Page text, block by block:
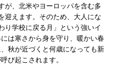
が、北米やヨーロッパを含む多
迎えます。そのため、大人にな
り学校に戻る月」という強いイ
は寒さから身を守り、暖かい春
秋が近づくと何歳になっても新
び起こされます。